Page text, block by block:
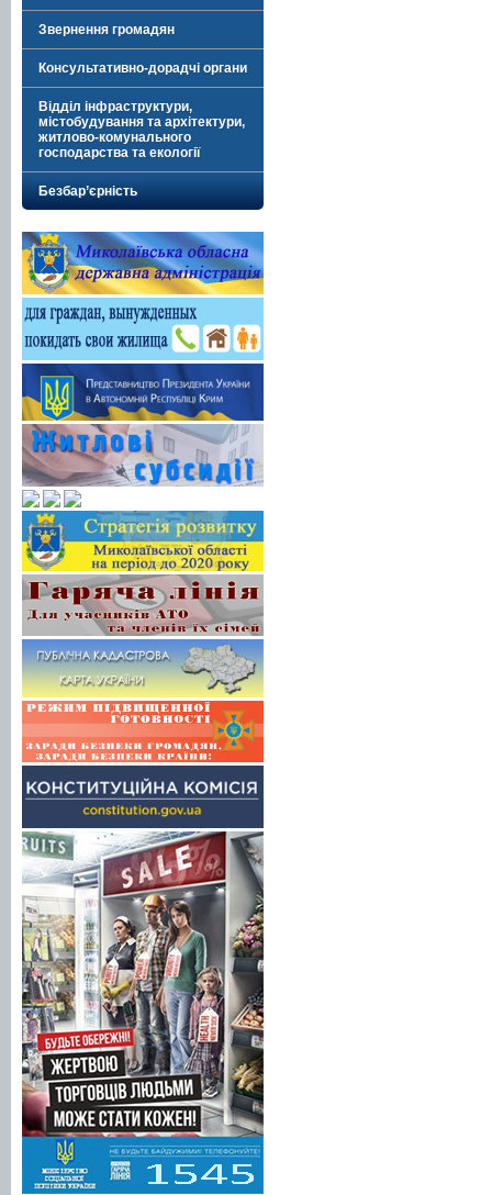
Звернення громадян
Консультативно-дорадчі органи
Відділ інфраструктури,
містобудування та архітектури,
житлово-комунального
господарства та екології
Безбар’єрність